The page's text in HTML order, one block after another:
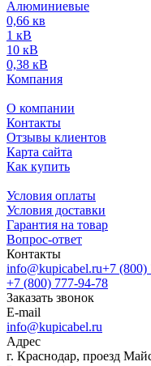
Алюминиевые
0,66 кв
1 кВ
10 кВ
0,38 кВ
Компания
О компании
Контакты
Отзывы клиентов
Карта сайта
Как купить
Условия оплаты
Условия доставки
Гарантия на товар
Вопрос-ответ
Контакты
info@kupicabel.ru+7 (800)
+7 (800) 777-94-78
Заказать звонок
E-mail
info@kupicabel.ru
Адрес
г. Краснодар, проезд